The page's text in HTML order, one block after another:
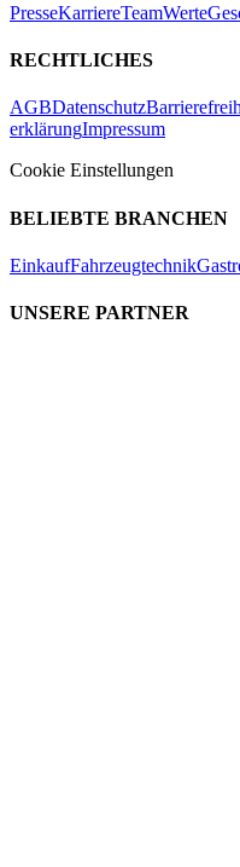
PresseKarriereTeamWerte
RECHTLICHES
AGBDatenschutz
erklärungImpressum
Cookie Einstellungen
BELIEBTE BRANCHEN
EinkaufFahrzeugtechnik
UNSERE PARTNER